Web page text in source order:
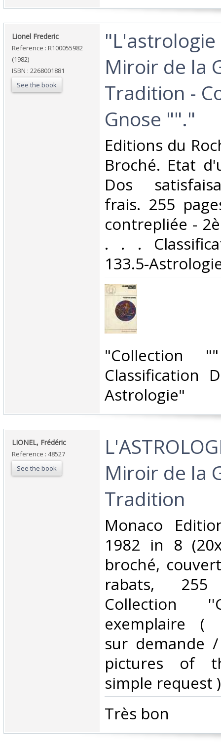
‎Lionel Frederic‎
Reference : R100055982
(1982)
ISBN : 2268001881
See the book
‎"L'astrologie
Miroir de la
Tradition -
Gnose ""."‎
‎Editions du
Broché. Etat
Dos
frais. 255
contrepliée -
. . .
133.5-
‎"Collection
Classification
Astrologie"‎
‎LIONEL, Frédéric ‎
Reference : 48527
See the book
Miroir de la
Tradition ‎
‎Monaco
1982 in 8
broché,
rabats,
Collection
exemplaire (
sur demande
pictures of
simple request
‎Très bon ‎